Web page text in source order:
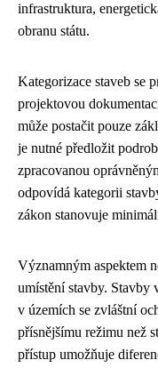
infrastruktura,
obranu státu.
Kategorizace staveb se
projektovou
může postačit pouze
je nutné předložit
zpracovanou
odpovídá kategorii
zákon stanovuje
Významným aspektem
umístění stavby. Stavby
v územích se zvláštní
přísnějšímu režimu než
přístup umožňuje